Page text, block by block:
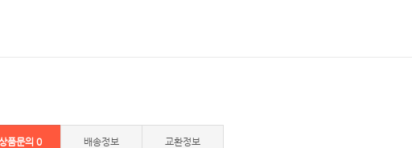
품문의 0 배송정보 교환정보